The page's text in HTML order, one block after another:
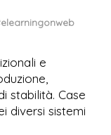
e
stabilità. Case
diversi sistemi